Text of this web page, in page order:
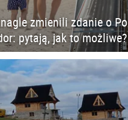
zmienili zdanie o
pytają, jak to możliwe?